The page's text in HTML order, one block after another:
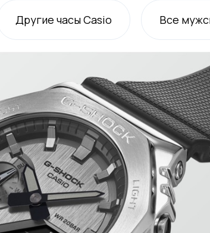
Другие часы Casio Все